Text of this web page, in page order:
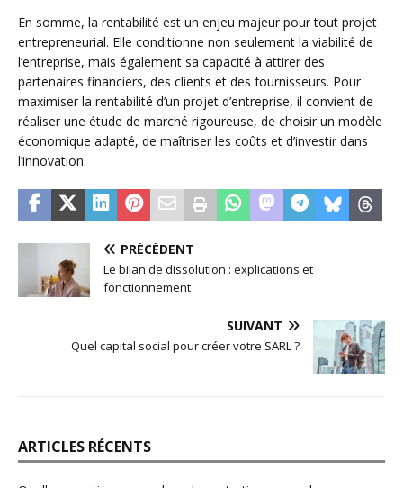
En somme, la rentabilité est un enjeu majeur pour tout projet
entrepreneurial. Elle conditionne non seulement la viabilité de
l’entreprise, mais également sa capacité à attirer des
partenaires financiers, des clients et des fournisseurs. Pour
maximiser la rentabilité d’un projet d’entreprise, il convient de
réaliser une étude de marché rigoureuse, de choisir un modèle
économique adapté, de maîtriser les coûts et d’investir dans
l’innovation.
PRÉCÉDENT
Le bilan de dissolution : explications et
fonctionnement
SUIVANT
Quel capital social pour créer votre SARL ?
ARTICLES RÉCENTS